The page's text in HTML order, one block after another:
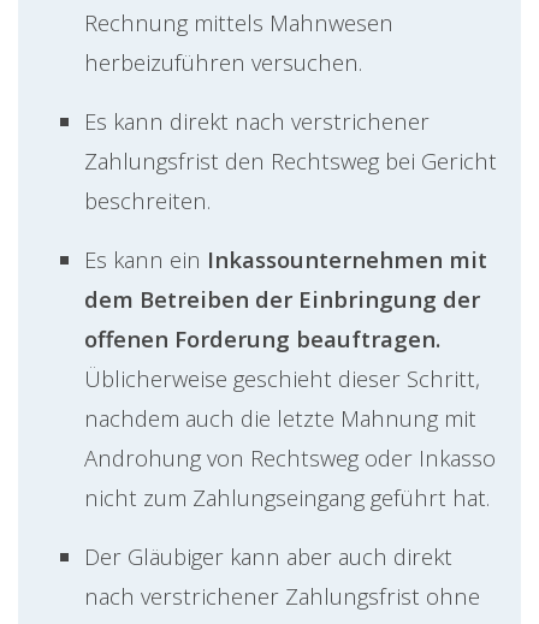
Rechnung mittels Mahnwesen
herbeizuführen versuchen.
Es kann direkt nach verstrichener
Zahlungsfrist den Rechtsweg bei Gericht
beschreiten.
Es kann ein Inkassounternehmen mit
dem Betreiben der Einbringung der
offenen Forderung beauftragen.
Üblicherweise geschieht dieser Schritt,
nachdem auch die letzte Mahnung mit
Androhung von Rechtsweg oder Inkasso
nicht zum Zahlungseingang geführt hat.
Der Gläubiger kann aber auch direkt
nach verstrichener Zahlungsfrist ohne